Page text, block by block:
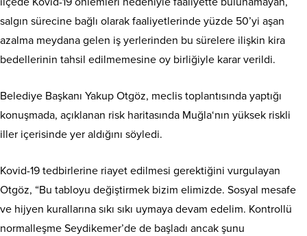
salgın sürecine bağlı olarak faaliyetlerinde yüzde 50’yi aşan
azalma meydana gelen iş yerlerinden bu sürelere ilişkin kira
bedellerinin tahsil edilmemesine oy birliğiyle karar verildi.
Belediye Başkanı Yakup Otgöz, meclis toplantısında yaptığı
konuşmada, açıklanan risk haritasında Muğla‘nın yüksek riskli
iller içerisinde yer aldığını söyledi.
Kovid-19 tedbirlerine riayet edilmesi gerektiğini vurgulayan
Otgöz, “Bu tabloyu değiştirmek bizim elimizde. Sosyal mesafe
ve hijyen kurallarına sıkı sıkı uymaya devam edelim. Kontrollü
normalleşme Seydikemer’de de başladı ancak şunu